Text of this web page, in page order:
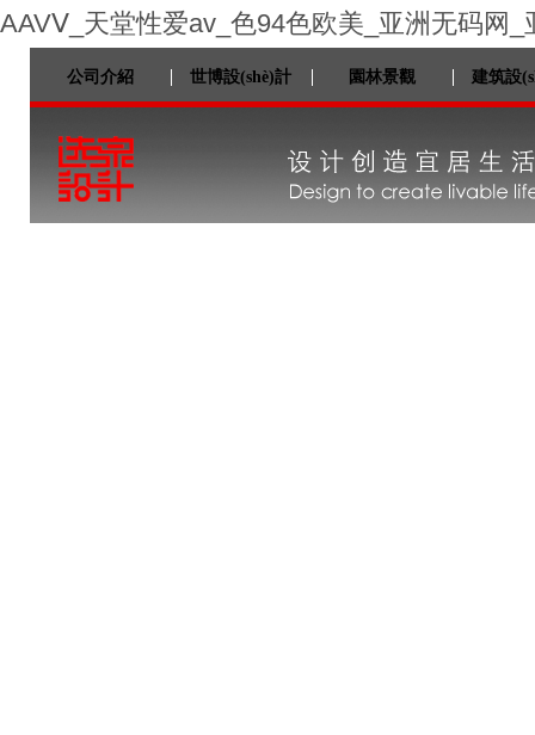
AAVⅤ_天堂性爱av_色94色欧美_亚洲无码网_
公司介紹 世博設(shè)計 園林景觀 建筑設